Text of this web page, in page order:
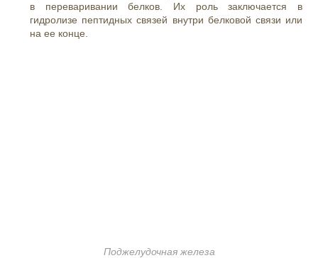
в переваривании белков. Их роль заключается в
гидролизе пептидных связей внутри белковой связи или
на ее конце.
Поджелудочная железа